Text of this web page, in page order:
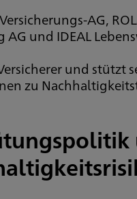
AG,
und IDEAL
und stützt
zu